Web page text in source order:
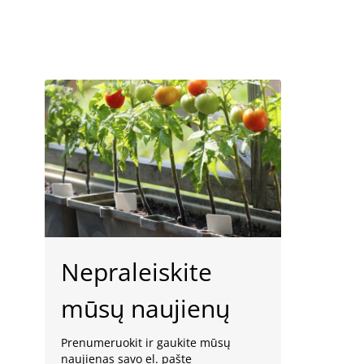
Nepraleiskite
mūsų naujienų
Prenumeruokit ir gaukite mūsų
naujienas savo el. pašte